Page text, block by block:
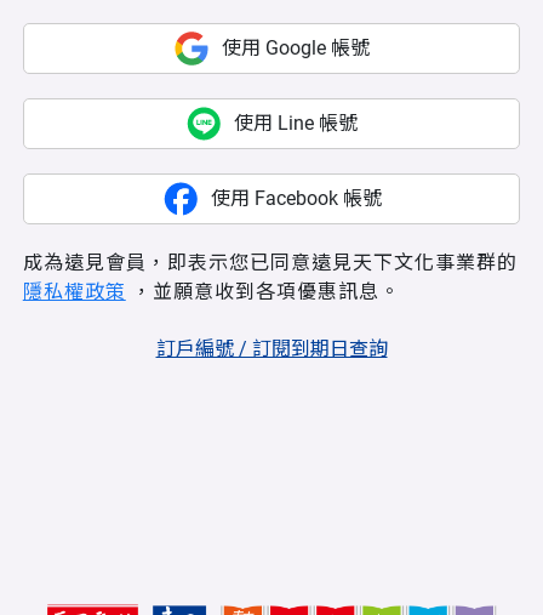
使用 Google 帳號
使用 Line 帳號
使用 Facebook 帳號
成為遠見會員，即表示您已同意遠見天下文化事業群的
隱私權政策 ，並願意收到各項優惠訊息。
訂戶編號 / 訂閱到期日查詢